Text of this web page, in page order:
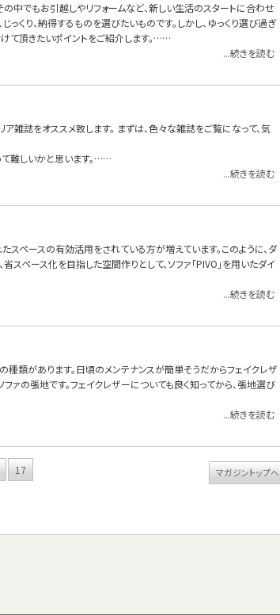
中でもお引越しやリフォームなど、新しい生活のスタートに合わせ
くり、納得するものを選びたいものです。しかし、ゆっくり選び過ぎ
て頂きたいポイントをご紹介します。……
...続きを読む
雑誌をオススメ致します。 まずは、色々な雑誌をご覧になって、気
難しいかと思います。……
...続きを読む
スペースの有効活用をされている方が増えています。このように、ダ
スペース化を目指した空間作りとして、ソファ「PIVO」を用いたダイ
...続きを読む
種類があります。日頃のメンテナンスが簡単そうだからフェイクレザ
ァの張地です。フェイクレザーについても良く知ってから、張地選び
...続きを読む
17
マガジントップへ